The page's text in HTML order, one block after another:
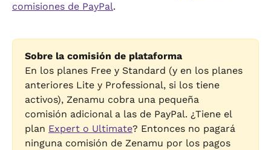
comisiones de PayPal.
Sobre la comisión de plataforma
En los planes Free y Standard (y en los planes
anteriores Lite y Professional, si los tiene
activos), Zenamu cobra una pequeña
comisión adicional a las de PayPal. ¿Tiene el
plan Expert o Ultimate? Entonces no pagará
ninguna comisión de Zenamu por los pagos